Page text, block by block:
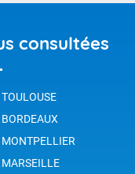
consultées
MONTPELLIER
MARSEILLE